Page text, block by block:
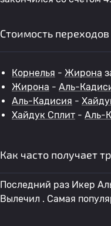
Стоимость
Корнелья - Жирона
Жирона - Аль-
Аль-Кадисия -
Хайдук Сплит - Аль-
Как часто получает
Последний раз Икер
Вылечил . Самая